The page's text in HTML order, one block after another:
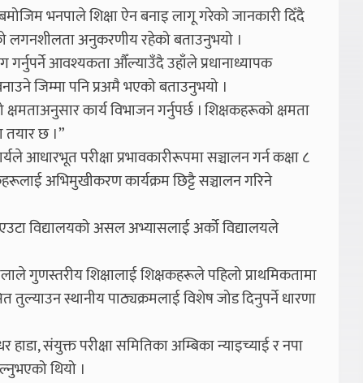
भनपाले शिक्षा ऐन बनाइ लागू गरेको जानकारी दिँदै
लगनशीलता अनुकरणीय रहेको बताउनुभयो ।
आवश्यकता औँल्याउँदै उहाँले प्रधानाध्यापक
जिम्मा पनि प्रअमै भएको बताउनुभयो ।
कार्य विभाजन गर्नुपर्छ । शिक्षकहरूको क्षमता
छ ।”
आधारभूत परीक्षा प्रभावकारीरूपमा सञ्चालन गर्न कक्षा ८
अभिमुखीकरण कार्यक्रम छिट्टै सञ्चालन गरिने
विद्यालयको असल अभ्यासलाई अर्को विद्यालयले
गुणस्तरीय शिक्षालाई शिक्षकहरूले पहिलो प्राथमिकतामा
स्थानीय पाठ्यक्रमलाई विशेष जोड दिनुपर्ने धारणा
हाडा, संयुक्त परीक्षा समितिका अम्बिका न्याइच्याई र नपा
थियो ।